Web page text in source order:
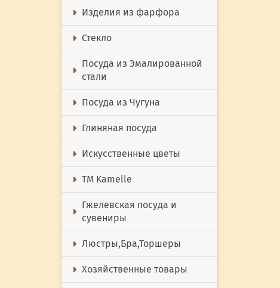
Изделия из фарфора
Стекло
Посуда из Эмалированной
стали
Посуда из Чугуна
Глиняная посуда
Искусственные цветы
ТМ Kamelle
Гжелевская посуда и
сувениры
Люстры,Бра,Торшеры
Хозяйственные товары